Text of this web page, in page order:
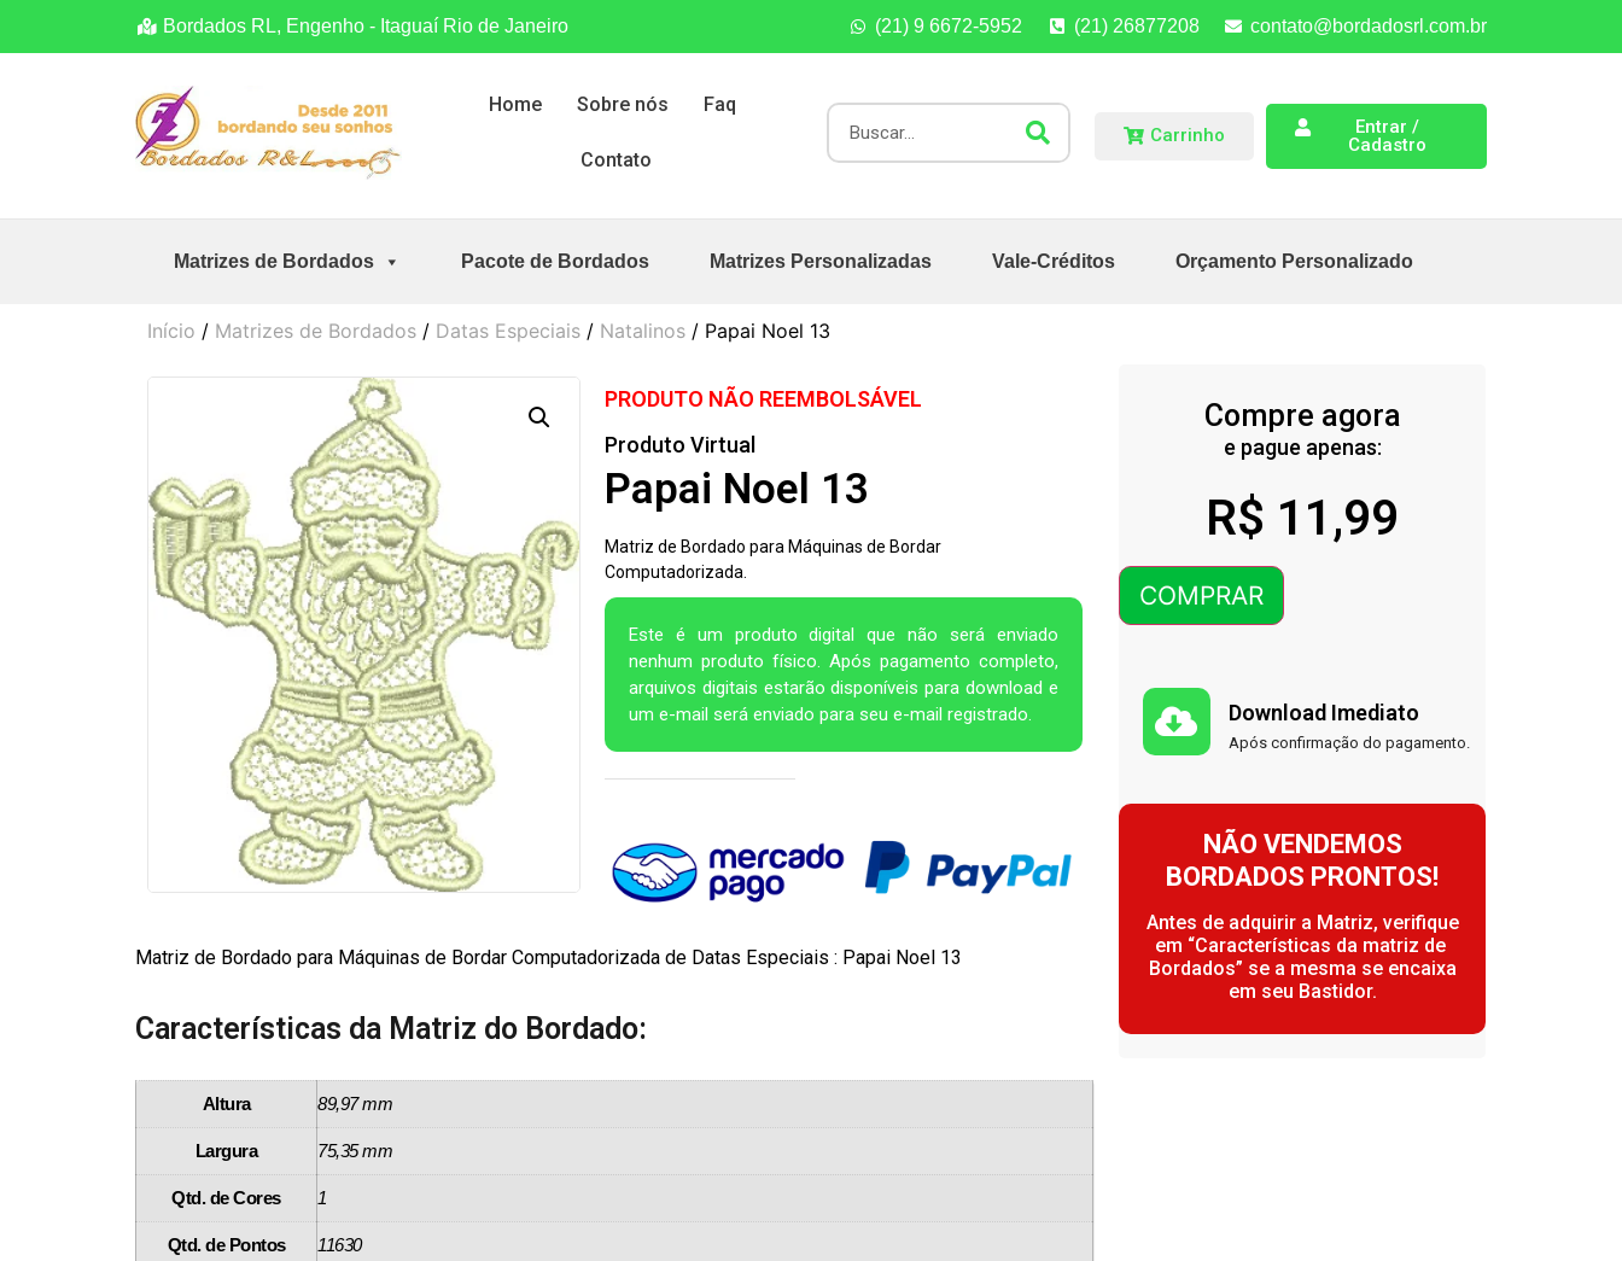
Bordados RL, Engenho - Itaguaí Rio de Janeiro (21) 9 6672-5952 (21) 26877208 contato@bordadosrl.com.br
Home Sobre nós Faq
Contato
Carrinho
Entrar /
Cadastro
Matrizes de Bordados Pacote de Bordados Matrizes Personalizadas Vale-Créditos Orçamento Personalizado
Início / Matrizes de Bordados / Datas Especiais / Natalinos / Papai Noel 13
PRODUTO NÃO REEMBOLSÁVEL
Produto Virtual
Papai Noel 13
Matriz de Bordado para Máquinas de Bordar
Computadorizada.
Este é um produto digital que não será enviado
nenhum produto físico. Após pagamento completo,
arquivos digitais estarão disponíveis para download e
um e-mail será enviado para seu e-mail registrado.
Matriz de Bordado para Máquinas de Bordar Computadorizada de Datas Especiais : Papai Noel 13
Características da Matriz do Bordado:
Altura 89,97 mm
Largura 75,35 mm
Qtd. de Cores 1
Qtd. de Pontos 11630
Compre agora
e pague apenas:
R$ 11,99
COMPRAR
Download Imediato
Após confirmação do pagamento.
NÃO VENDEMOS
BORDADOS PRONTOS!
Antes de adquirir a Matriz, verifique
em “Características da matriz de
Bordados” se a mesma se encaixa
em seu Bastidor.